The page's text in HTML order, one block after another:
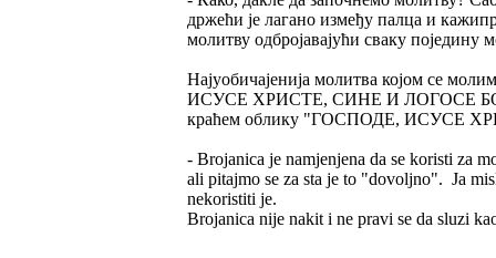
држећи је лагано између палца и
молитву одбројавајући сваку поједину
Најуобичајенија молитва којом се
ИСУСЕ ХРИСТЕ, СИНЕ И ЛОГОСЕ
краћем облику "ГОСПОДЕ,
- Brojanica je namjenjena da se koristi za
ali pitajmo se za sta je to "dovoljno". Ja
nekoristiti je.
Brojanica nije nakit i ne pravi se da sluzi